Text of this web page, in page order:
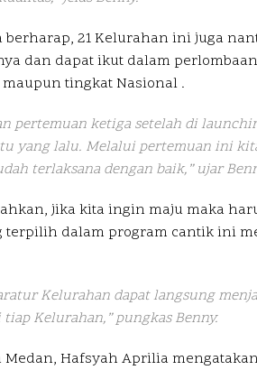
berharap, 21 Kelurahan ini juga
dan dapat ikut dalam
tingkat Nasional .
pertemuan ketiga setelah di
yang lalu. Melalui pertemuan ini
terlaksana dengan baik,” ujar
jika kita ingin maju maka
terpilih dalam program cantik ini
Kelurahan dapat langsung
Kelurahan,” pungkas Benny.
Medan, Hafsyah Aprilia